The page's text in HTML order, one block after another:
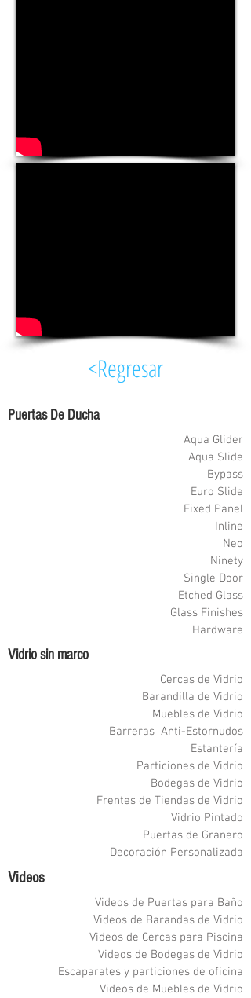
<Regresar
Puertas De Ducha
Aqua Glider
Aqua Slide
Bypass
Euro Slide
Fixed Panel
Inline
Neo
Ninety
Single Door
Etched Glass
Glass Finishes
Hardware
Vidrio sin marco
Cercas de Vidrio
Barandilla de Vidrio
Muebles de Vidrio
Barreras Anti-Estornudos
Estantería
Particiones de Vidrio
Bodegas de Vidrio
Frentes de Tiendas de Vidrio
Vidrio Pintado
Puertas de Granero
Decoración Personalizada
Videos
Videos de Puertas para Baño
Videos de Barandas de Vidrio
Videos de Cercas para Piscina
Videos de Bodegas de Vidrio
Escaparates y particiones de oficina
Videos de Muebles de Vidrio